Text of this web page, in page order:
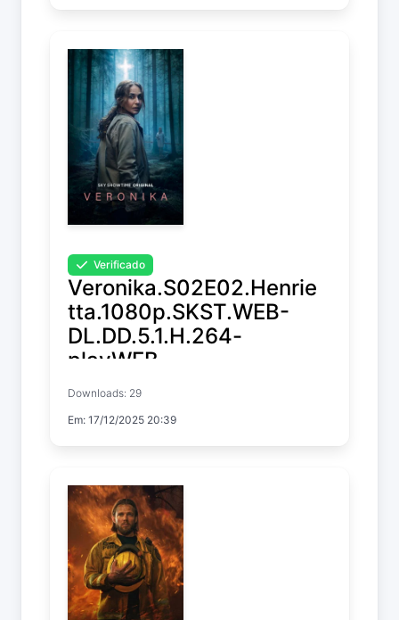
Verificado
Veronika.S02E02.Henrie
tta.1080p.SKST.WEB-
DL.DD.5.1.H.264-
playWEB
Temp. 2 EP. 2
Downloads: 29
Em: 17/12/2025 20:39